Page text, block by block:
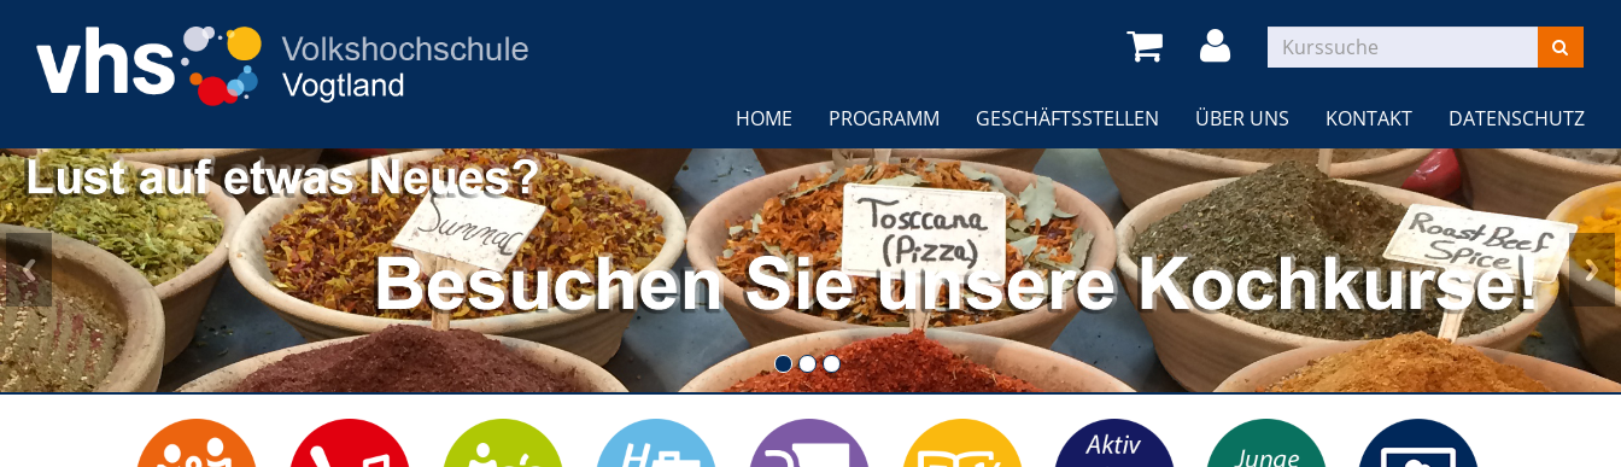
HOME PROGRAMM GESCHÄFTSSTELLEN ÜBER UNS KONTAKT DATENSCHUTZ